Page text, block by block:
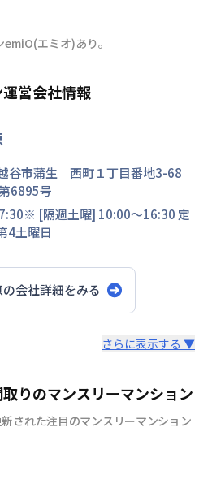
エミオ)あり。
営会社情報
谷市蒲生 西町１丁目番地3-68 ｜
6895号
[隔週土曜] 10:00～16:30 定
4土曜日
の会社詳細をみる
スリーマンション』 どこでも
す。 ウオシュレットつき、イ
プレイヤー付き、駐車場付き
マンの方にとって快適なマンス
さらに表示する ▼
りのマンスリーマンション
された注目のマンスリーマンション